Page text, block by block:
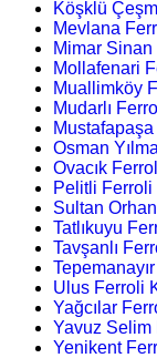
Köşklü
Mevlana
Mimar
Mollafenari
Muallimköy
Mudarlı
Osman
Ovacık
Pelitli
Sultan
Tatlıkuyu
Tavşanlı
Ulus Ferroli
Yağcılar
Yavuz Selim
Yenikent